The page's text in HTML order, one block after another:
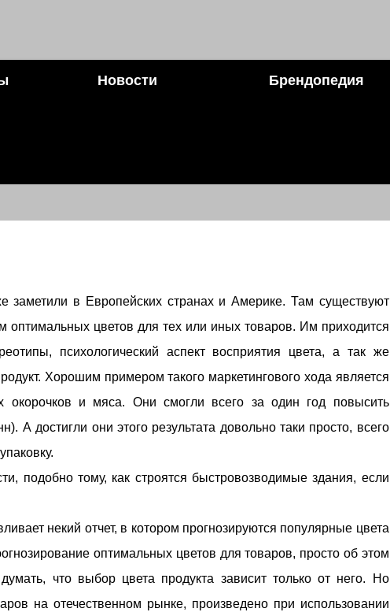
Новости Брендопедия
заметили в Европейских странах и Америке. Там существуют
оптимальных цветов для тех или иных товаров. Им приходится
психологический аспект восприятия цвета, а так же
Хорошим примером такого маркетингового хода является
и мяса. Они смогли всего за один год повысить
А достигли они этого результата довольно таки просто, всего
подобно тому, как строятся быстровозводимые здания, если
некий отчет, в котором прогнозируются популярные цвета
оптимальных цветов для товаров, просто об этом
что выбор цвета продукта зависит только от него. Но
на отечественном рынке, произведено при использовании